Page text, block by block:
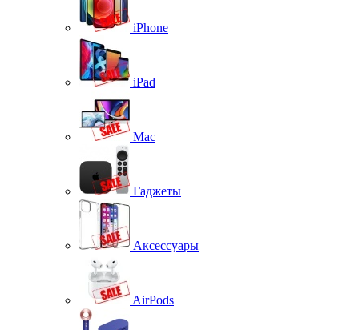
iPhone
iPad
Mac
Гаджеты
Аксессуары
AirPods